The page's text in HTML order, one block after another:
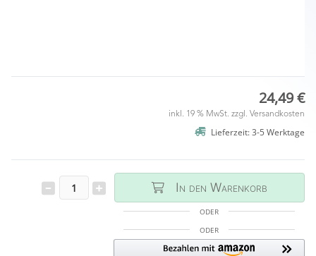
24,49 €
inkl. 19 % MwSt. zzgl. Versandkosten
Lieferzeit: 3-5 Werktage
In den Warenkorb
ODER
ODER